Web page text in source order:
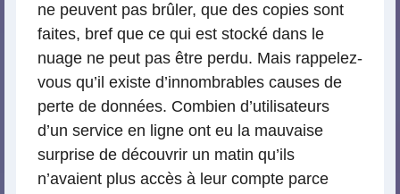
ne peuvent pas brûler, que des copies sont
faites, bref que ce qui est stocké dans le
nuage ne peut pas être perdu. Mais rappelez-
vous qu’il existe d’innombrables causes de
perte de données. Combien d’utilisateurs
d’un service en ligne ont eu la mauvaise
surprise de découvrir un matin qu’ils
n’avaient plus accès à leur compte parce